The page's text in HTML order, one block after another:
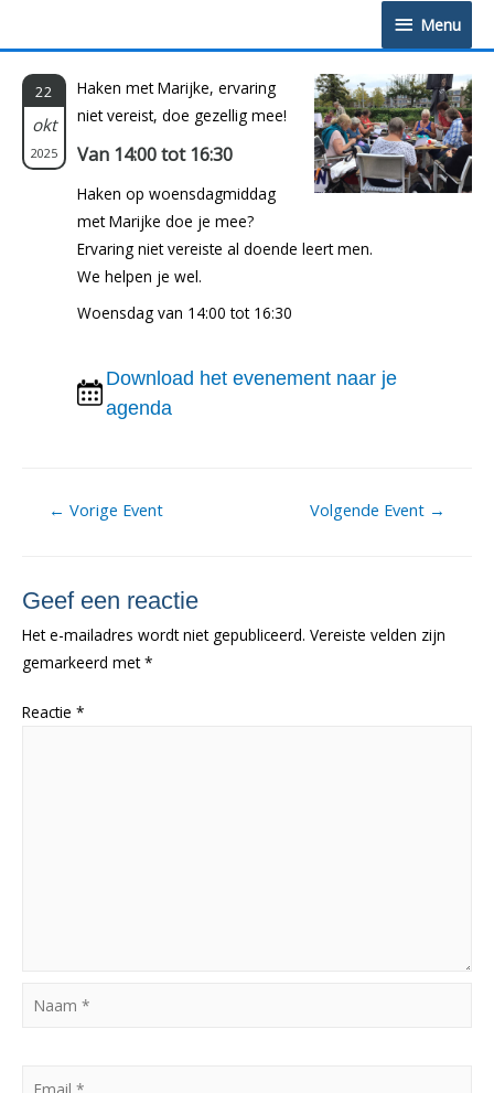
Menu
Menu
22
okt
2025
Haken met Marijke, ervaring
niet vereist, doe gezellig mee!
Van 14:00 tot 16:30
Haken op woensdagmiddag
met Marijke doe je mee?
Ervaring niet vereiste al doende leert men.
We helpen je wel.
Woensdag van 14:00 tot 16:30
Download het evenement naar je
agenda
Berichtnavigatie
← Vorige Event Volgende Event →
Geef een reactie
Het e-mailadres wordt niet gepubliceerd. Vereiste velden zijn
gemarkeerd met*
Reactie *
Naam